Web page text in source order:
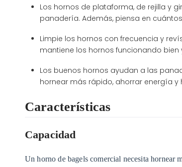
Los hornos de plataforma, de rejilla y
panadería. Además, piensa en
Limpie los hornos con frecuencia y
mantiene los hornos funcionando
Los buenos hornos ayudan a las
hornear más rápido, ahorrar energía y
Características
Capacidad
Un horno de bagels comercial necesita hornear